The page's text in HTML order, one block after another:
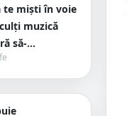
te miști în voie
muzică
să-...